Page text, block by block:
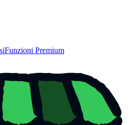
Funzioni Premium